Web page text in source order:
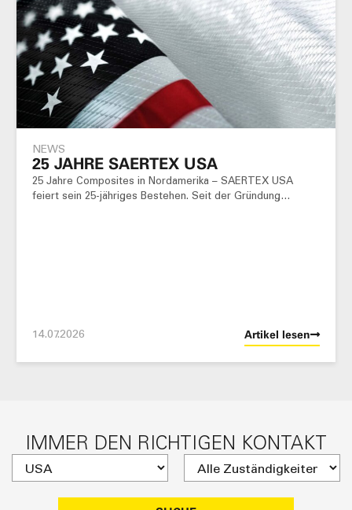
NEWS
25 JAHRE SAERTEX USA
25 Jahre Composites in Nordamerika – SAERTEX USA
feiert sein 25-jähriges Bestehen. Seit der Gründung…
14.07.2026 Artikel lesen
IMMER DEN RICHTIGEN KONTAKT